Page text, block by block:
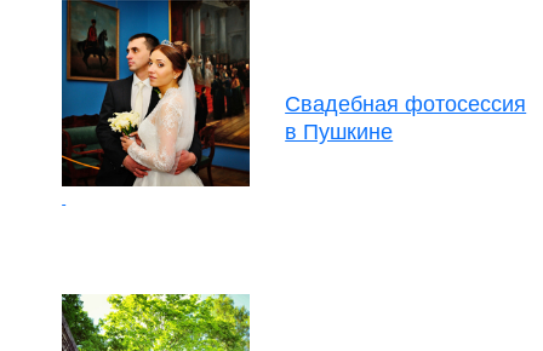
Свадебная фотосессия
в Пушкине